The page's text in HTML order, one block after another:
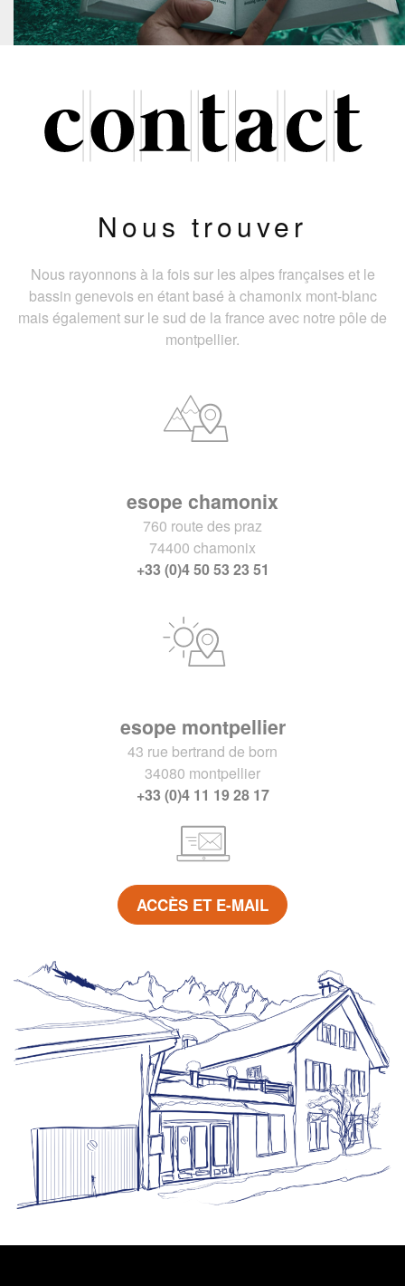
Nous trouver
Nous rayonnons à la fois sur les alpes françaises et le
bassin genevois en étant basé à chamonix mont-blanc
mais également sur le sud de la france avec notre pôle de
montpellier.
esope chamonix
760 route des praz
74400 chamonix
+33 (0)4 50 53 23 51
esope montpellier
43 rue bertrand de born
34080 montpellier
+33 (0)4 11 19 28 17
ACCÈS ET E-MAIL